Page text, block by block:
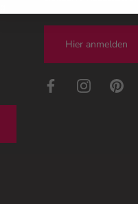
Hier anmelden